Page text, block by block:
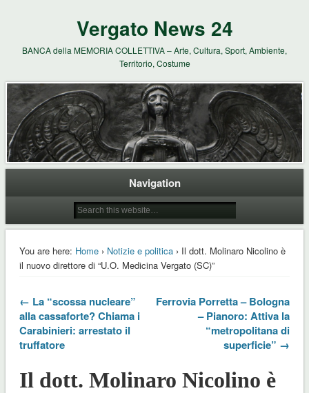
Vergato News 24
BANCA della MEMORIA COLLETTIVA – Arte, Cultura, Sport, Ambiente,
Territorio, Costume
Navigation
You are here: Home› Notizie e politica› Il dott. Molinaro Nicolino è
il nuovo direttore di “U.O. Medicina Vergato (SC)”
← La “scossa nucleare”
alla cassaforte? Chiama i
Carabinieri: arrestato il
truffatore
Ferrovia Porretta – Bologna
– Pianoro: Attiva la
“metropolitana di
superficie” →
Il dott. Molinaro Nicolino è